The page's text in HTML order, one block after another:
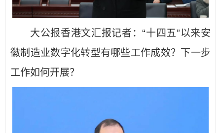
大公报香港文汇报记者：“十四五”以来安
徽制造业数字化转型有哪些工作成效？下一步
工作如何开展？